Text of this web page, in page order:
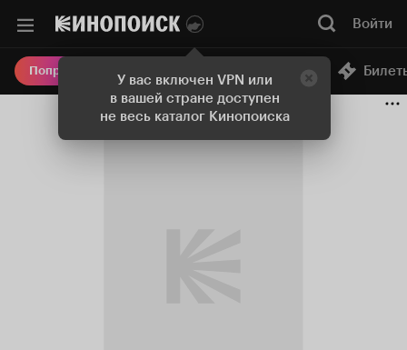
У вас включен VPN или
в вашей стране доступен
не весь каталог Кинопоиска
Войти
Попробовать Плюс Онлайн-кинотеатр